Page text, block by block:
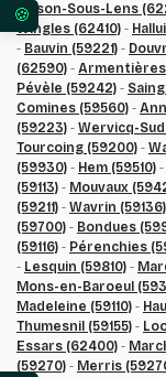
Loison-Sous-Lens
Wingles (62410) -
- Bauvin (59221) -
(62590) - Armentières
Pévèle (59242) -
Comines (59560) -
(59223) - Wervicq-Sud
Tourcoing (59200) -
(59930) - Hem (59510) -
(59113) - Mouvaux
(59211) - Wavrin (59136)
(59700) - Bondues
(59116) - Pérenchies
- Lesquin (59810) -
Mons-en-Baroeul
Madeleine (59110) -
Thumesnil (59155) -
Essars (62400) -
(59270) - Merris